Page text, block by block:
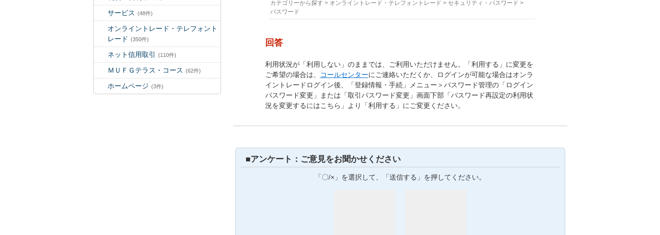
サービス (48件)
オンライントレード・テレフォント
レード (350件)
ネット信用取引 (110件)
ＭＵＦＧテラス・コース (62件)
ホームページ (3件)
カテゴリーから探す > オンライントレード・テレフォントレード > セキュリティ・パスワード >
パスワード
回答
利用状況が「利用しない」のままでは、ご利用いただけません。「利用する」に変更を
ご希望の場合は、
コールセンターにご連絡いただくか、ログインが可能な場合はオンラ
イントレードログイン後、「登録情報・手続」メニュー＞パスワード管理の「ログイン
パスワード変更」または「取引パスワード変更」画面下部「パスワード再設定の利用状
況を変更するにはこちら」より「利用する」にご変更ください。
■アンケート：ご意見をお聞かせください
「〇/×」を選択して、「送信する」を押してください。